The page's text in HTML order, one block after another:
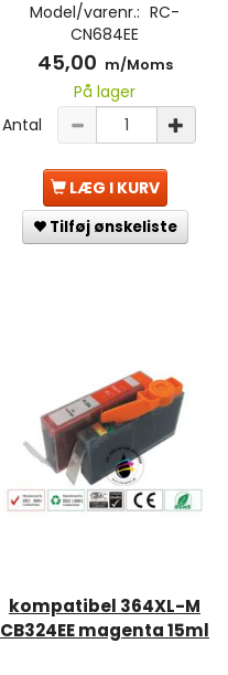
Model/varenr.: RC-
CN684EE
45,00 m/Moms
På lager
Antal
LÆG I KURV
Tilføj ønskeliste
kompatibel 364XL-M
CB324EE magenta 15ml